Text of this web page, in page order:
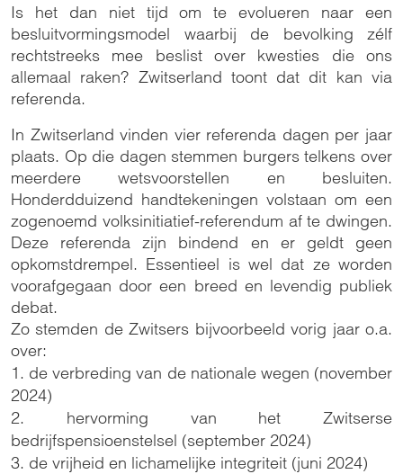
Is het dan niet tijd om te evolueren naar een
besluitvormingsmodel waarbij de bevolking zélf
rechtstreeks mee beslist over kwesties die ons
allemaal raken? Zwitserland toont dat dit kan via
referenda.
In Zwitserland vinden vier referenda dagen per jaar
plaats. Op die dagen stemmen burgers telkens over
meerdere wetsvoorstellen en besluiten.
Honderdduizend handtekeningen volstaan om een
zogenoemd volksinitiatief-referendum af te dwingen.
Deze referenda zijn bindend en er geldt geen
opkomstdrempel. Essentieel is wel dat ze worden
voorafgegaan door een breed en levendig publiek
debat.
Zo stemden de Zwitsers bijvoorbeeld vorig jaar o.a.
over:
1. de verbreding van de nationale wegen (november
2024)
2. hervorming van het Zwitserse
bedrijfspensioenstelsel (september 2024)
3. de vrijheid en lichamelijke integriteit (juni 2024)